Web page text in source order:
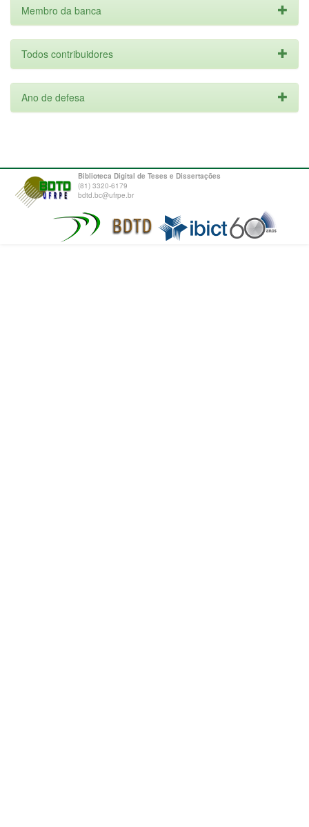
Membro da banca
Todos contribuidores
Ano de defesa
Biblioteca Digital de Teses e Dissertações
(81) 3320-6179
bdtd.bc@ufrpe.br